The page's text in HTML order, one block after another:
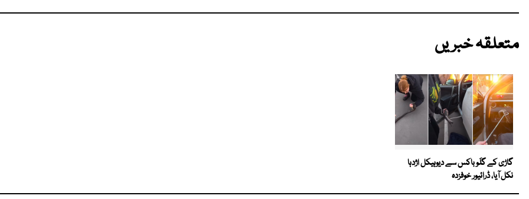
متعلقہ خبریں
گاڑی کے گلَو باکس سے دیوہیکل اژدہا
نکل آیا، ڈرائیور خوفزدہ